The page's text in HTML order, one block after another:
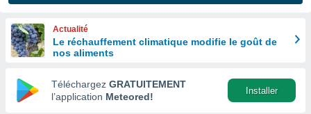
en
Actualité
Le réchauffement climatique modifie le goût de
nos aliments
Téléchargez GRATUITEMENT
l’application Meteored!
Installer